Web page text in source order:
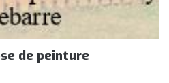
de peinture